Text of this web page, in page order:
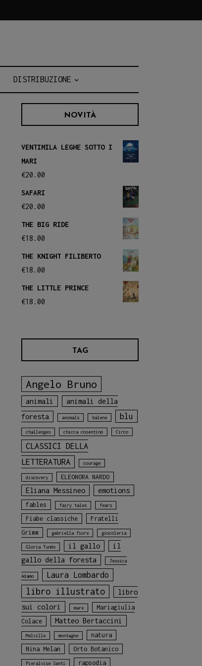
DISTRIBUZIONE
NOVITÀ
VENTIMILA LEGHE SOTTO I
MARI
€20.00
SAFARI
€20.00
THE BIG RIDE
€18.00
THE KNIGHT FILIBERTO
€18.00
THE LITTLE PRINCE
€18.00
TAG
Angelo Bruno
animali
animali della
foresta
animals balene blu
challenges chicca cosentino Circo
CLASSICI DELLA
LETTERATURA
courage
discovery ELEONORA NARDO
Eliana Messineo emotions
fables fairy tales fears
Fiabe classiche
Fratelli
Grimm
gabriella fiore giocoleria
Gloria Tundo il gallo
il
gallo della foresta
Jessica
Adamo Laura Lombardo
libro illustrato
libro
sui colori
mare
Mariagiulia
Colace
Matteo Bertaccini
Melville montagne
natura
Nina Melan
Orto Botanico
Pieralvise Santi rapsodia